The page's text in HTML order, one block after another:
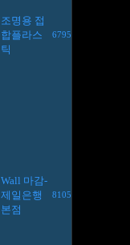
조명용 접
합플라스
틱
6795
Wall 마감-
제일은행
본점
8105